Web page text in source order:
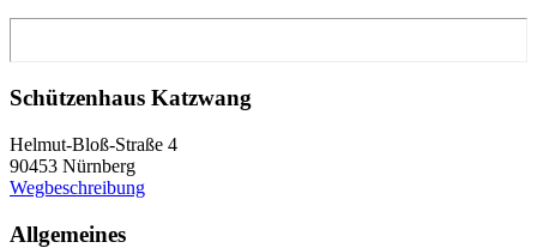
Schützenhaus Katzwang
Helmut-Bloß-Straße 4
90453 Nürnberg
Wegbeschreibung
Allgemeines